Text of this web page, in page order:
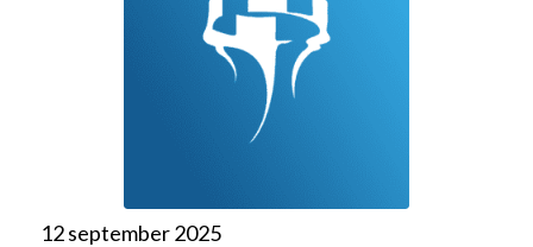
12 september 2025